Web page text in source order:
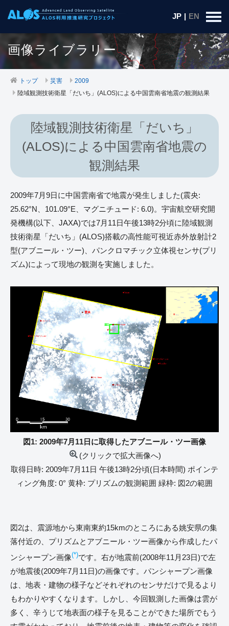
JP | EN
画像ライブラリー
トップ 災害
2009
陸域観測技術衛星「だいち」(ALOS)による中国雲南省地震の観測結果
陸域観測技術衛星「だいち」
(ALOS)による中国雲南省地震の
観測結果
2009年7月9日に中国雲南省で地震が発生しました(震央:
25.62°N、101.09°E、マグニチュード: 6.0)。宇宙航空研究開
発機構(以下、JAXA)では7月11日午後13時2分頃に陸域観測
技術衛星「だいち」(ALOS)搭載の高性能可視近赤外放射計2
型(アブニール・ツー)、パンクロマチック立体視センサ(プリ
ズム)によって現地の観測を実施しました。
図1: 2009年7月11日に取得したアブニール・ツー画像
(クリックで拡大画像へ)
取得日時: 2009年7月11日 午後13時2分頃(日本時間) ポインテ
ィング角度: 0° 黄枠: プリズムの観測範囲 緑枠: 図2の範囲
図2は、震源地から東南東約15kmのところにある姚安県の集
落付近の、プリズムとアブニール・ツー画像から作成したパ
ンシャープン画像(*)です。右が地震前(2008年11月23日)で左
が地震後(2009年7月11日)の画像です。パンシャープン画像
は、地表・建物の様子などそれぞれのセンサだけで見るより
もわかりやすくなります。しかし、今回観測した画像は雲が
多く、辛うじて地表面の様子を見ることができた場所でもう